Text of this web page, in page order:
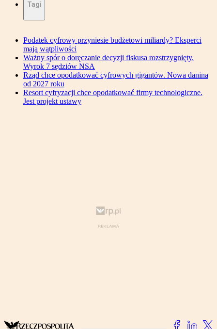
Tagi
Podatek cyfrowy przyniesie budżetowi miliardy? Eksperci
mają wątpliwości
Ważny spór o doręczanie decyzji fiskusa rozstrzygnięty.
Wyrok 7 sędziów NSA
Rząd chce opodatkować cyfrowych gigantów. Nowa danina
od 2027 roku
Resort cyfryzacji chce opodatkować firmy technologiczne.
Jest projekt ustawy